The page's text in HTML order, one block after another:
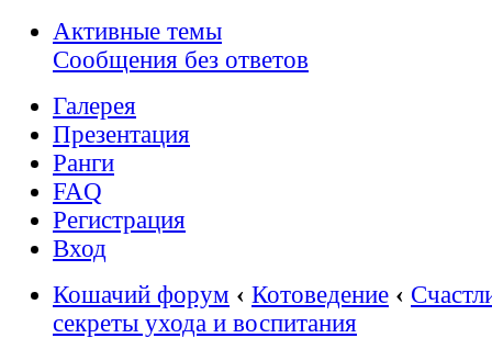
Активные темы
Сообщения без ответов
Галерея
Презентация
Ранги
FAQ
Регистрация
Вход
Кошачий форум ‹ Котоведение ‹
секреты ухода и воспитания